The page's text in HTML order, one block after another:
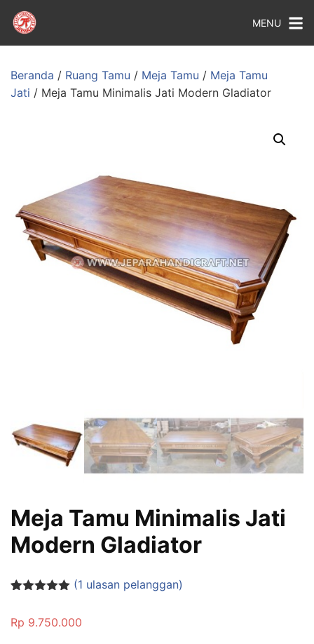
MENU
Beranda / Ruang Tamu / Meja Tamu / Meja Tamu
Jati / Meja Tamu Minimalis Jati Modern Gladiator
Meja Tamu Minimalis Jati
Modern Gladiator
berdasarka
(1 ulasan pelanggan)
Rp 9.750.000